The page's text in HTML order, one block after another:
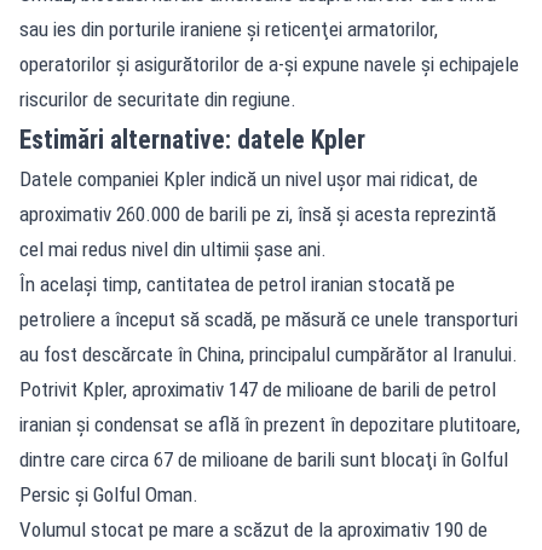
sau ies din porturile iraniene şi reticenţei armatorilor,
operatorilor şi asigurătorilor de a-şi expune navele şi echipajele
riscurilor de securitate din regiune.
Estimări alternative: datele Kpler
Datele companiei Kpler indică un nivel uşor mai ridicat, de
aproximativ 260.000 de barili pe zi, însă şi acesta reprezintă
cel mai redus nivel din ultimii şase ani.
În acelaşi timp, cantitatea de petrol iranian stocată pe
petroliere a început să scadă, pe măsură ce unele transporturi
au fost descărcate în China, principalul cumpărător al Iranului.
Potrivit Kpler, aproximativ 147 de milioane de barili de petrol
iranian şi condensat se află în prezent în depozitare plutitoare,
dintre care circa 67 de milioane de barili sunt blocaţi în Golful
Persic şi Golful Oman.
Volumul stocat pe mare a scăzut de la aproximativ 190 de